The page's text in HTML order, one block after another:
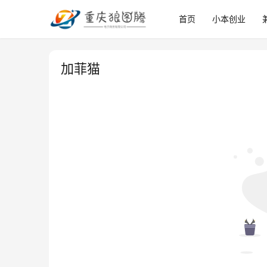
首页 小本创业
加菲猫